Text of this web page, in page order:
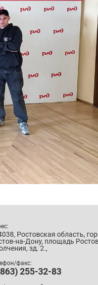
Ростовская область,
на-Дону, площадь
зд. 2.,
факс:
255-32-83